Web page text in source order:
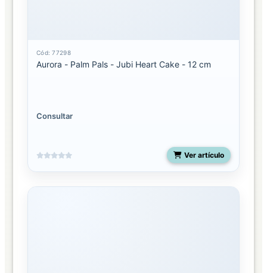
Cód: 77298
Aurora - Palm Pals - Jubi Heart Cake - 12 cm
Consultar
Ver artículo